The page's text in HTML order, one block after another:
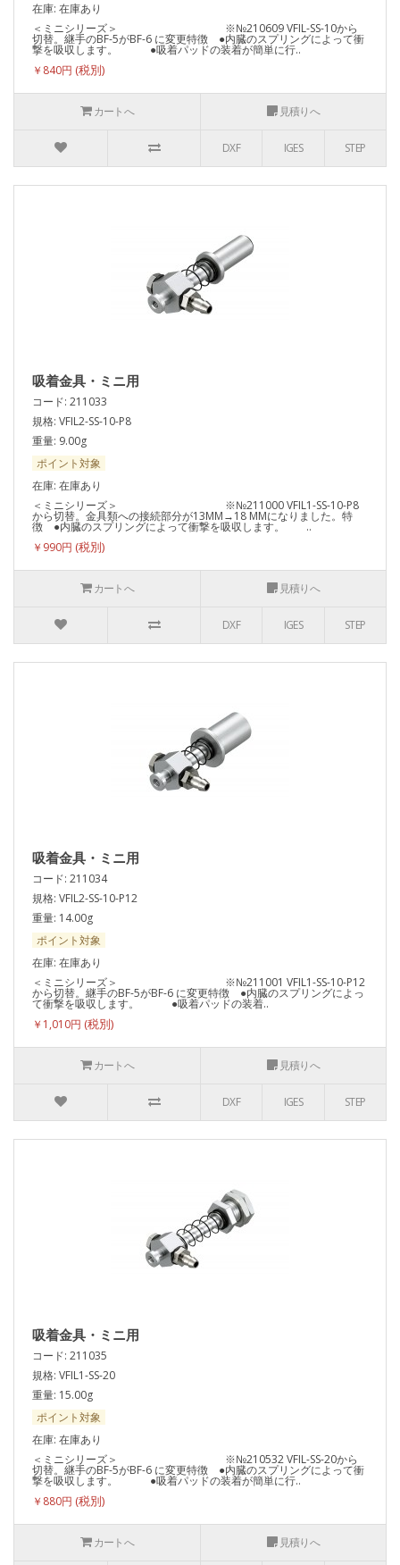
在庫: 在庫あり
＜ミニシリーズ＞ ※№210609 VFIL-SS-10から
切替。継手のBF-5がBF-6 に変更特徴 ●内臓のスプリングによって衝
撃を吸収します。 ●吸着パッドの装着が簡単に行..
￥840円
カートへ 見積りへ
DXF IGES STEP
吸着金具・ミニ用
コード: 211033
規格: VFIL2-SS-10-P8
重量: 9.00g
ポイント対象
在庫: 在庫あり
＜ミニシリーズ＞ ※№211000 VFIL1-SS-10-P8
から切替。金具類への接続部分が13MM→18 MMになりました。特
徴 ●内臓のスプリングによって衝撃を吸収します。 ..
￥990円
カートへ 見積りへ
DXF IGES STEP
吸着金具・ミニ用
コード: 211034
規格: VFIL2-SS-10-P12
重量: 14.00g
ポイント対象
在庫: 在庫あり
＜ミニシリーズ＞ ※№211001 VFIL1-SS-10-P12
から切替。継手のBF-5がBF-6 に変更特徴 ●内臓のスプリングによっ
て衝撃を吸収します。 ●吸着パッドの装着..
￥1,010円
カートへ 見積りへ
DXF IGES STEP
吸着金具・ミニ用
コード: 211035
規格: VFIL1-SS-20
重量: 15.00g
ポイント対象
在庫: 在庫あり
＜ミニシリーズ＞ ※№210532 VFIL-SS-20から
切替。継手のBF-5がBF-6 に変更特徴 ●内臓のスプリングによって衝
撃を吸収します。 ●吸着パッドの装着が簡単に行..
￥880円
カートへ 見積りへ